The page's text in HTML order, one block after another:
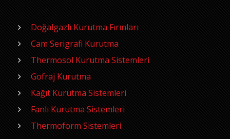
Doğalgazlı Kurutma Fırınları
Cam Serigrafi Kurutma
Thermosol Kurutma Sistemleri
Gofraj Kurutma
Kağıt Kurutma Sistemleri
Fanlı Kurutma Sistemleri
Thermoform Sistemleri